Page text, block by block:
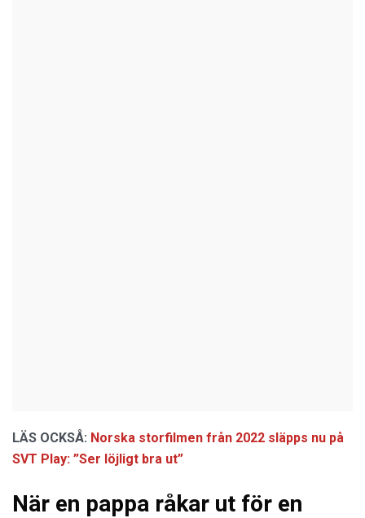
LÄS OCKSÅ: Norska storfilmen från 2022 släpps nu på
SVT Play: ”Ser löjligt bra ut”
När en pappa råkar ut för en